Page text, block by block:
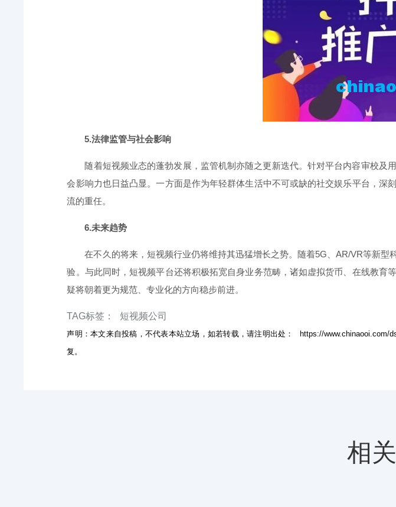
5.法律监管与社会影响
随着短视频业态的蓬勃发展，监管机制亦随之更新迭代。针对平台内容审校
会影响力也日益凸显。一方面是作为年轻群体生活中不可或缺的社交娱乐平台，
流的重任。
6.未来趋势
在不久的将来，短视频行业仍将维持其迅猛增长之势。随着5G、AR/VR等新
验。与此同时，短视频平台还将积极拓宽自身业务范畴，诸如虚拟货币、在线教
疑将朝着更为规范、专业化的方向稳步前进。
TAG标签： 短视频公司
声明：本文来自投稿，不代表本站立场，如若转载，请注明出处： https://www.chinaooi.com/
复。
相